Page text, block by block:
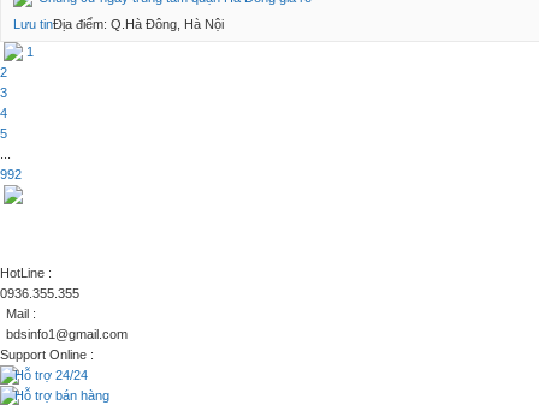
Lưu tinĐịa điểm: Q.Hà Đông, Hà Nội
1
2
3
4
5
992
HotLine :
0936.355.355
Mail :
bdsinfo1@gmail.com
Support Online :
Hỗ trợ 24/24
Hỗ trợ bán hàng